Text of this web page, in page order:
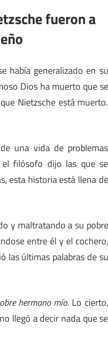
fueron a
había generalizado en su
Dios ha muerto que se
Nietzsche está muerto.
una vida de problemas
filósofo dijo las que se
esta historia está llena de
y maltratando a su pobre
entre él y el cochero,
las últimas palabras de su
hermano mío. Lo cierto,
llegó a decir nada que se